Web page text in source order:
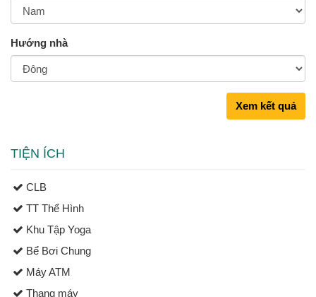
Hướng nhà
Xem kết quả
TIỆN ÍCH
CLB
TT Thể Hình
Khu Tập Yoga
Bể Bơi Chung
Máy ATM
Thang máy